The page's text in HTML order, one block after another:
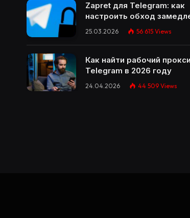
Zapret для Telegram: как
настроить обход
25.03.2026 56 615 Views
Как найти рабочий
Telegram в 2026 году
24.04.2026 44 509 Views